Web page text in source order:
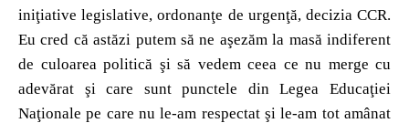
iniţiative legislative, ordonanţe de urgenţă, decizia CCR.
Eu cred că astăzi putem să ne aşezăm la masă indiferent
de culoarea politică şi să vedem ceea ce nu merge cu
adevărat şi care sunt punctele din Legea Educaţiei
Naţionale pe care nu le-am respectat şi le-am tot amânat